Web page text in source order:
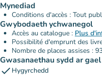
Mynediad
Conditions d'accès : Tout
Gwybodaeth ychwanegol
Accès au catalogue : Plus
Possibilité d'emprunt des
Nombre de places assises :
Gwasanaethau sydd ar gael
check Hygyrchedd